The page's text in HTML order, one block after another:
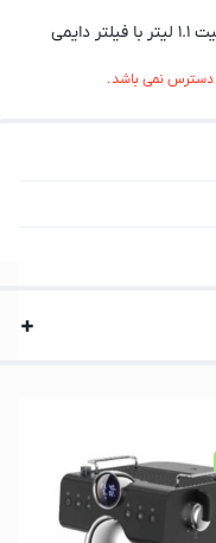
دسترس نمی باشد.